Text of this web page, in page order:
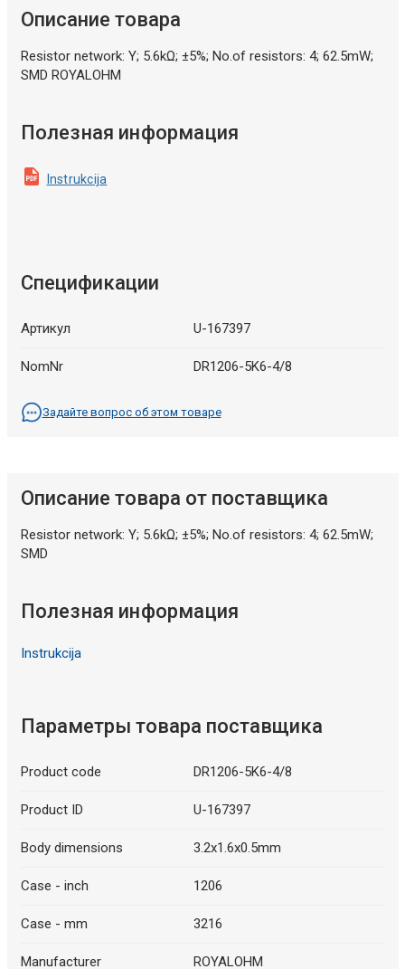
Описание товара
Resistor network: Y; 5.6kΩ; ±5%; No.of resistors: 4; 62.5mW;
SMD ROYALOHM
Полезная информация
Instrukcija
Спецификации
Артикул U-167397
NomNr DR1206-5K6-4/8
Задайте вопрос об этом товаре
Описание товара от поставщика
Resistor network: Y; 5.6kΩ; ±5%; No.of resistors: 4; 62.5mW;
SMD
Полезная информация
Instrukcija
Параметры товара поставщика
Product code DR1206-5K6-4/8
Product ID U-167397
Body dimensions 3.2x1.6x0.5mm
Case - inch 1206
Case - mm 3216
Manufacturer ROYALOHM